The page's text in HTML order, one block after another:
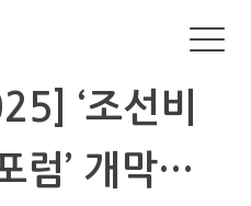
‘조선비
럼’ 개막…